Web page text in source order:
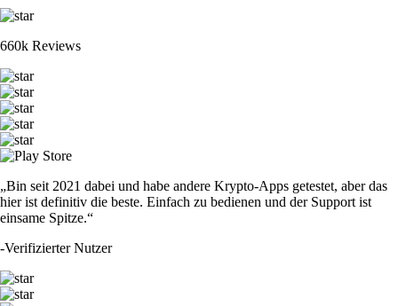
660k Reviews
„Bin seit 2021 dabei und habe andere Krypto-Apps getestet, aber das
hier ist definitiv die beste. Einfach zu bedienen und der Support ist
einsame Spitze.“
-Verifizierter Nutzer